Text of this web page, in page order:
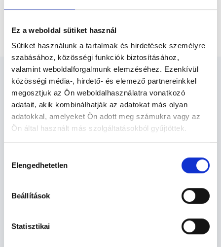
Ez a weboldal sütiket használ
Sütiket használunk a tartalmak és hirdetések személyre
szabásához, közösségi funkciók biztosításához,
valamint weboldalforgalmunk elemzéséhez. Ezenkívül
közösségi média-, hirdető- és elemező partnereinkkel
megosztjuk az Ön weboldalhasználatra vonatkozó
adatait, akik kombinálhatják az adatokat más olyan
adatokkal, amelyeket Ön adott meg számukra vagy az
Ön által használt más szolgáltatásokból gyűjtöttek.
szabályzat:https://foglaljorvost.hu/info/foglaljorvost-
kiválasztása
Elengedhetetlen
Beállítások
Statisztikai
Főoldal Nőgyógyász
Reprodukciós genetika és immunológia
Nőgyógyász - Nőgyógyászat
SZAKTERÜLETEK
Szolgáltatások